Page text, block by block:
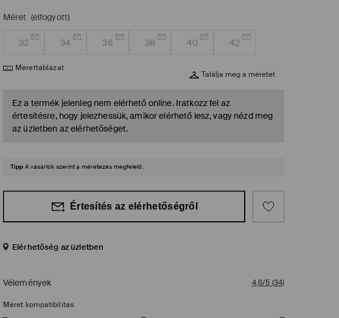
Méret (elfogyott)
32 34 36 38 40 42
Mérettáblázat
Találja meg a méretet
Ez a termék jelenleg nem elérhető online. Iratkozz fel az
értesítésre, hogy jelezhessük, amikor elérhető lesz, vagy nézd meg
az üzletben az elérhetőséget.
Tipp A vásárlók szerint a méretezés megfelelő.
Értesítés az elérhetőségről
Elérhetőség az üzletben
Vélemények 4,6/5 (34)
Méret kompatibilitás